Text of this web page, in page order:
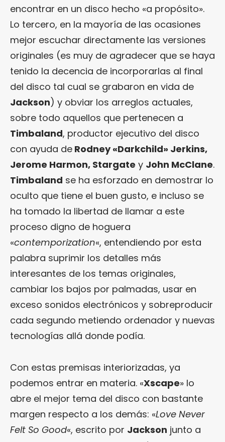
encontrar en un disco hecho «a propósito».
Lo tercero, en la mayoría de las ocasiones
mejor escuchar directamente las versiones
originales (es muy de agradecer que se haya
tenido la decencia de incorporarlas al final
del disco tal cual se grabaron en vida de
Jackson) y obviar los arreglos actuales,
sobre todo aquellos que pertenecen a
Timbaland, productor ejecutivo del disco
con ayuda de Rodney «Darkchild» Jerkins,
Jerome Harmon, Stargate y John McClane.
Timbaland se ha esforzado en demostrar lo
oculto que tiene el buen gusto, e incluso se
ha tomado la libertad de llamar a este
proceso digno de hoguera
«contemporization«, entendiendo por esta
palabra suprimir los detalles más
interesantes de los temas originales,
cambiar los bajos por palmadas, usar en
exceso sonidos electrónicos y sobreproducir
cada segundo metiendo ordenador y nuevas
tecnologías allá donde podía.
Con estas premisas interiorizadas, ya
podemos entrar en materia. «Xscape» lo
abre el mejor tema del disco con bastante
margen respecto a los demás: «Love Never
Felt So Good«, escrito por Jackson junto a